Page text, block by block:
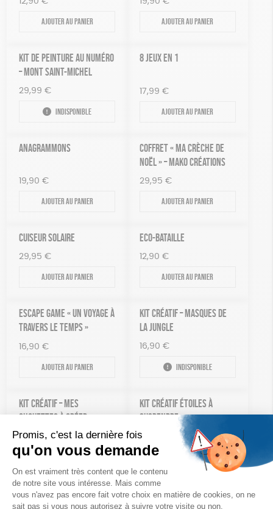
Ajouter au panier Ajouter au panier
KIT DE PEINTURE AU NUMÉRO
– MONT SAINT-MICHEL
29,99 €
Indisponible
8 JEUX EN 1
17,99 €
Ajouter au panier
ANAGRAMMONS
19,90 €
Ajouter au panier
COFFRET « MA CRÈCHE DE
NOËL » – MAKO CRÉATIONS
29,95 €
Ajouter au panier
CUISEUR SOLAIRE
29,95 €
Ajouter au panier
ECO-BATAILLE
12,90 €
Ajouter au panier
ESCAPE GAME « UN VOYAGE À
TRAVERS LE TEMPS »
16,90 €
Ajouter au panier
KIT CRÉATIF – MASQUES DE
LA JUNGLE
16,90 €
Indisponible
KIT CRÉATIF – MES
CHOUETTES À CRÉER
13,90 €
Ajouter au panier
KIT CRÉATIF ÉTOILES À
SUSPENDRE
12,90
Ajouter au panier
MOTS DE TÊTE
PUZZLE – LES ANIMAUX ET